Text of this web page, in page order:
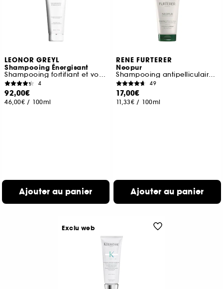
LEONOR GREYL
Shampooing Énergisant
Shampooing fortifiant et volumateur
4
92,00€
46,00€ / 100ml
Ajouter au panier
RENE FURTERER
Neopur
Shampooing antipelliculaire équilibrant cuir chevelu sec
49
17,00€
11,33€ / 100ml
Ajouter au panier
Exclu web